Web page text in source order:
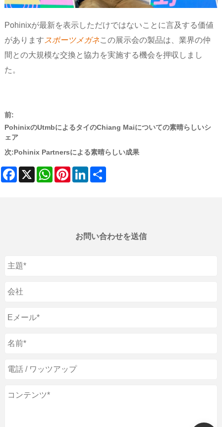
Pohinixが最新を表示しただけではないことに言及する価値
があります スポーツメガネこの展示会の製品は、業界の仲
間との大規模な交換と協力を実施する機会を押収しまし
た。
前:
PohinixのUtmbによるタイのChiang Maiについての素晴らしいシ
ェア
次:Pohinix Partnersによる素晴らしい成果
Facebook
X WhatsAppPinterestLinkedIn
お問い合わせを送信